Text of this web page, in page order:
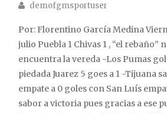
Author
demofgmsportuser
Por: Florentino García Medina
julio Puebla 1 Chivas 1 , “el rebaño”
encuentra la vereda -Los Pumas
piedada Juarez 5 goes a 1 -Tijuana
empate a 0 goles con San Luís
sabor a victoria pues gracias a ese